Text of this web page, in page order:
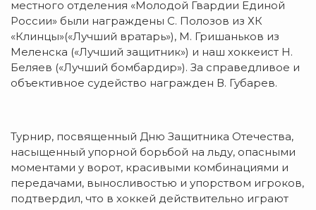
местного отделения «Молодой Гвардии Единой
России» были награждены С. Полозов из ХК
«Клинцы»(«Лучший вратарь»), М. Гришаньков из
Меленска («Лучший защитник») и наш хоккеист Н.
Беляев («Лучший бомбардир»). За справедливое и
объективное судейство награжден В. Губарев.
Турнир, посвященный Дню Защитника Отечества,
насыщенный упорной борьбой на льду, опасными
моментами у ворот, красивыми комбинациями и
передачами, выносливостью и упорством игроков,
подтвердил, что в хоккей действительно играют